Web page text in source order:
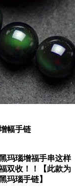
幅手链
玛瑙增福手串这样
双收！！【此款为
玛瑙手链】